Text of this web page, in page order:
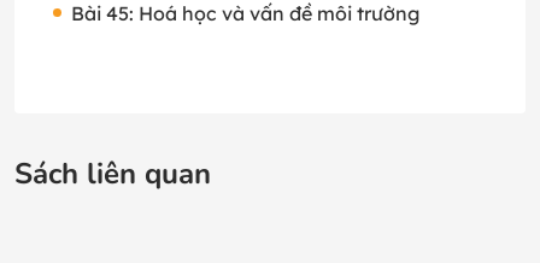
Bài 45: Hoá học và vấn đề môi trường
Sách liên quan